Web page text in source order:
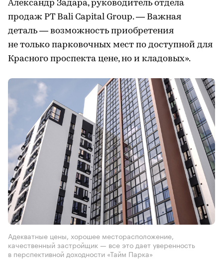
Александр Задара, руководитель отдела
продаж PT Bali Capital Group. — Важная
деталь — возможность приобретения
не только парковочных мест по доступной для
Красного проспекта цене, но и кладовых».
Адекватные цены, хорошее месторасположение,
качественный застройщик — все это дает уверенность
в перспективной доходности «Тайм Парка»